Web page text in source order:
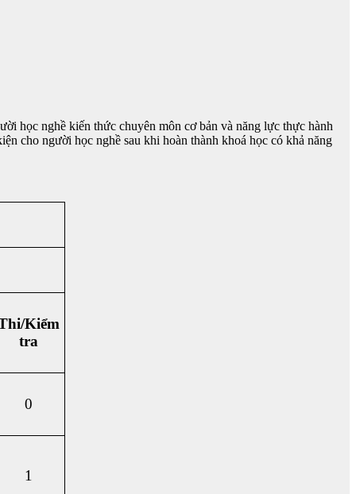
học nghề kiến thức chuyên môn cơ bản và năng lực thực hành
cho người học nghề sau khi hoàn thành khoá học có khả năng
Kiểm
tra
0
1